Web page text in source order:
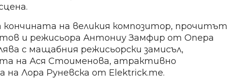
на великия композитор, прочитът
и режисьора Антониу Замфир от Опера
с мащабния режисьорски замисъл,
на Ася Стоименова, атрактивно
Лора Руневска от Elektrick.me.